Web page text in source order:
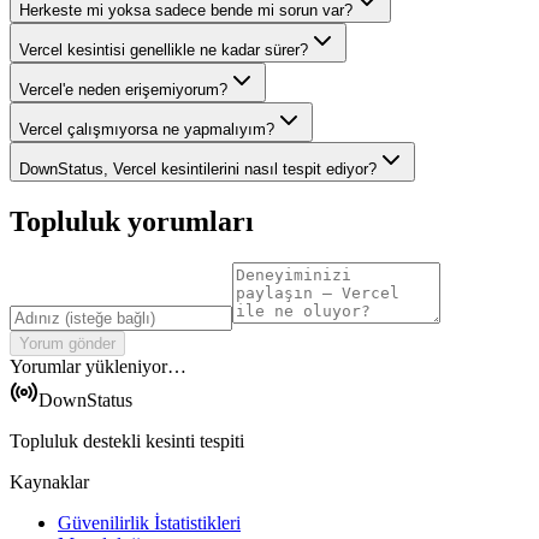
Herkeste mi yoksa sadece bende mi sorun var?
Vercel kesintisi genellikle ne kadar sürer?
Vercel'e neden erişemiyorum?
Vercel çalışmıyorsa ne yapmalıyım?
DownStatus, Vercel kesintilerini nasıl tespit ediyor?
Topluluk yorumları
Yorum gönder
Yorumlar yükleniyor…
DownStatus
Topluluk destekli kesinti tespiti
Kaynaklar
Güvenilirlik İstatistikleri